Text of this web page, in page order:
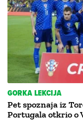
GORKA LEKCIJA
Pet spoznaja iz
Portugala otkrio o